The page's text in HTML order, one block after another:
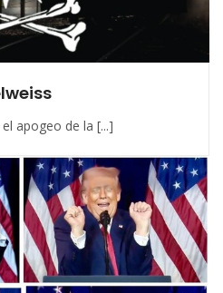
apogeo de la [...]